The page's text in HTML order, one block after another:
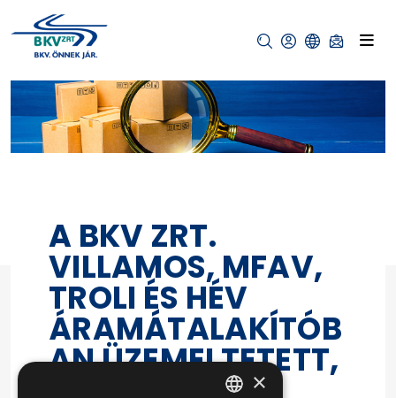
A BKV ZRT.
VILLAMOS, MFAV,
TROLI ÉS HÉV
ÁRAMÁTALAKÍTÓB
AN ÜZEMELTETETT,
×